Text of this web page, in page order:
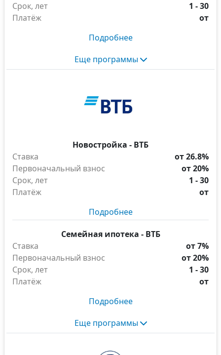
Срок, лет
1 - 30
Платёж
от
Подробнее
Еще программы
Новостройка - ВТБ
Ставка
от 26.8%
Первоначальный взнос
от 20%
Срок, лет
1 - 30
Платёж
от
Подробнее
Семейная ипотека - ВТБ
Ставка
от 7%
Первоначальный взнос
от 20%
Срок, лет
1 - 30
Платёж
от
Подробнее
Еще программы